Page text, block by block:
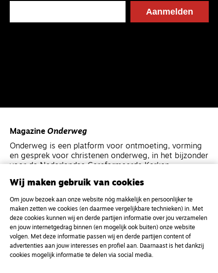
Magazine Onderweg
Onderweg is een platform voor ontmoeting, vorming
en gesprek voor christenen onderweg, in het bijzonder
voor de Nederlandse Gereformeerde Kerken.
Kvk-nummer 33277063
NL46 INGB 0117 5827 86
info@onderwegonline.nl
Wij maken gebruik van cookies
Om jouw bezoek aan onze website nóg makkelijk en persoonlijker te
maken zetten we cookies (en daarmee vergelijkbare technieken) in. Met
deze cookies kunnen wij en derde partijen informatie over jou verzamelen
en jouw internetgedrag binnen (en mogelijk ook buiten) onze website
volgen. Met deze informatie passen wij en derde partijen content of
advertenties aan jouw interesses en profiel aan. Daarnaast is het dankzij
cookies mogelijk informatie te delen via social media.